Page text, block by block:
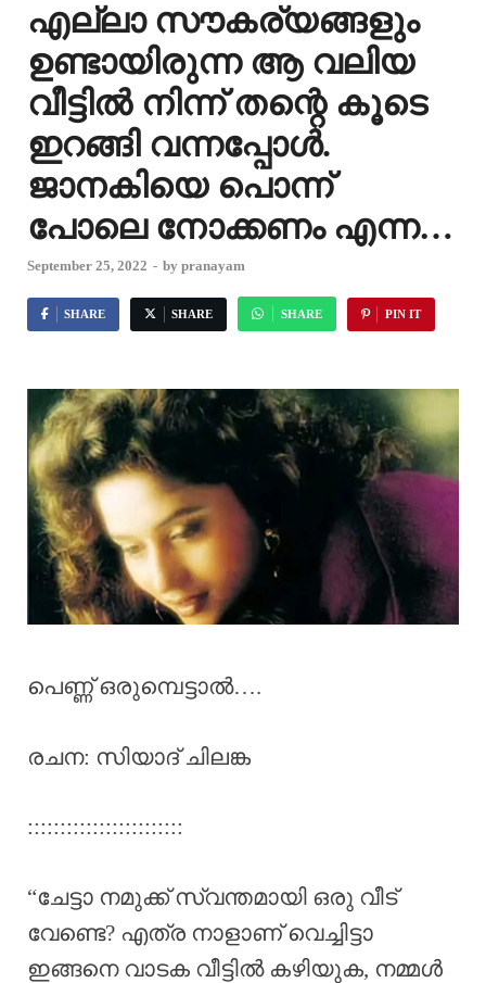
എല്ലാ സൗകര്യങ്ങളും
ഉണ്ടായിരുന്ന ആ വലിയ
വീട്ടിൽ നിന്ന് തന്റെ കൂടെ
ഇറങ്ങി വന്നപ്പോൾ.
ജാനകിയെ പൊന്ന്
പോലെ നോക്കണം എന്ന…
September 25, 2022 - by pranayam
SHARE SHARE SHARE PIN IT
പെണ്ണ് ഒരുമ്പെട്ടാൽ….
രചന: സിയാദ് ചിലങ്ക
::::::::::::::::::::::::
“ചേട്ടാ നമുക്ക് സ്വന്തമായി ഒരു വീട്
വേണ്ടെ? എത്ര നാളാണ് വെച്ചിട്ടാ
ഇങ്ങനെ വാടക വീട്ടിൽ കഴിയുക, നമ്മൾ